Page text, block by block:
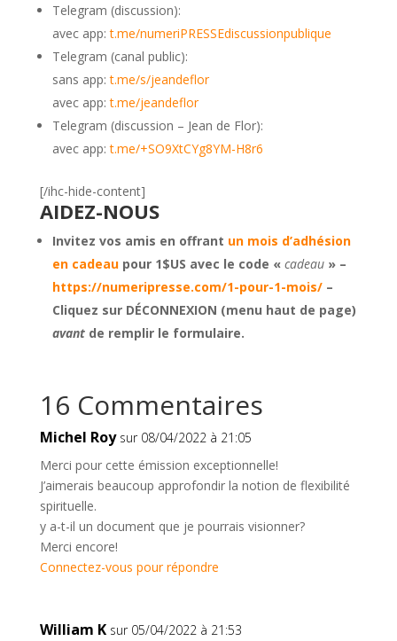
Telegram (discussion):
avec app:t.me/numeriPRESSEdiscussionpublique
Telegram (canal public):
sans app:t.me/s/jeandeflor
avec app:t.me/jeandeflor
Telegram (discussion – Jean de Flor):
avec app:t.me/+SO9XtCYg8YM-H8r6
[/ihc-hide-content]
AIDEZ-NOUS
Invitez vos amis en offrant un mois d’adhésion
en cadeaupour 1$US avec le code « cadeau» –
https://numeripresse.com/1-pour-1-mois/–
Cliquez sur DÉCONNEXION (menu haut de page)
avantde remplir le formulaire.
16 Commentaires
Michel Roy sur 08/04/2022 à 21:05
Merci pour cette émission exceptionnelle!
J’aimerais beaucoup approfondir la notion de flexibilité
spirituelle.
y a-t-il un document que je pourrais visionner?
Merci encore!
Connectez-vous pour répondre
William K sur 05/04/2022 à 21:53